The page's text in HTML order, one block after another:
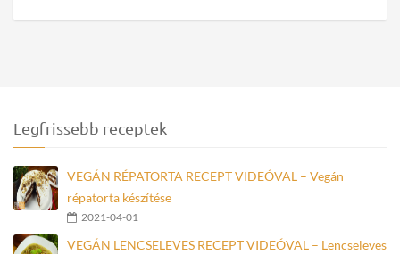
Legfrissebb receptek
VEGÁN RÉPATORTA RECEPT VIDEÓVAL – Vegán
répatorta készítése
2021-04-01
VEGÁN LENCSELEVES RECEPT VIDEÓVAL – Lencseleves